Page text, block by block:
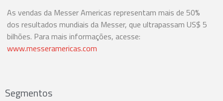
As vendas da Messer Americas representam mais de 50%
dos resultados mundiais da Messer, que ultrapassam US$ 5
bilhões. Para mais informações, acesse:
www.messeramericas.com
Segmentos